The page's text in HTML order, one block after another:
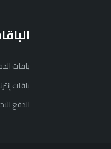
باقات
باقات
الدفع